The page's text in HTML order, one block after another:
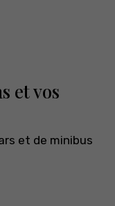
et vos
et de minibus